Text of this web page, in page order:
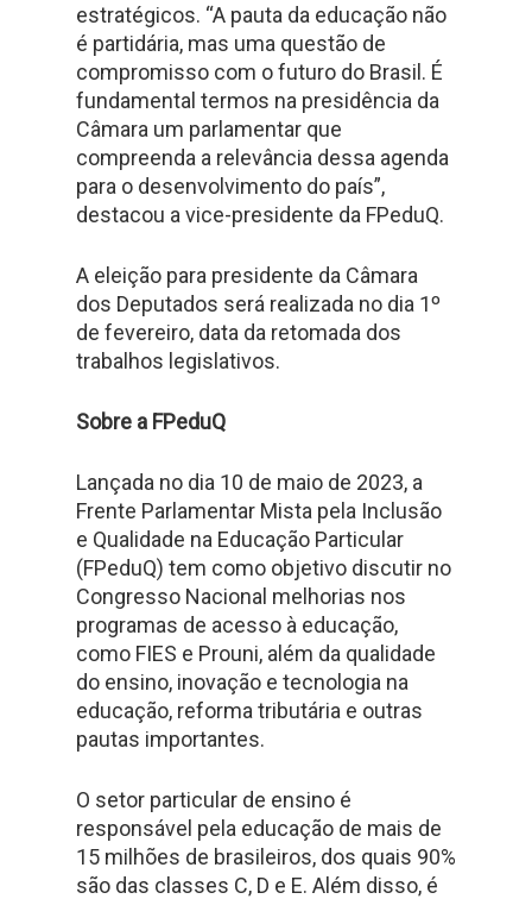
estratégicos. “A pauta da educação não
é partidária, mas uma questão de
compromisso com o futuro do Brasil. É
fundamental termos na presidência da
Câmara um parlamentar que
compreenda a relevância dessa agenda
para o desenvolvimento do país”,
destacou a vice-presidente da FPeduQ.
A eleição para presidente da Câmara
dos Deputados será realizada no dia 1º
de fevereiro, data da retomada dos
trabalhos legislativos.
Sobre a FPeduQ
Lançada no dia 10 de maio de 2023, a
Frente Parlamentar Mista pela Inclusão
e Qualidade na Educação Particular
(FPeduQ) tem como objetivo discutir no
Congresso Nacional melhorias nos
programas de acesso à educação,
como FIES e Prouni, além da qualidade
do ensino, inovação e tecnologia na
educação, reforma tributária e outras
pautas importantes.
O setor particular de ensino é
responsável pela educação de mais de
15 milhões de brasileiros, dos quais 90%
são das classes C, D e E. Além disso, é